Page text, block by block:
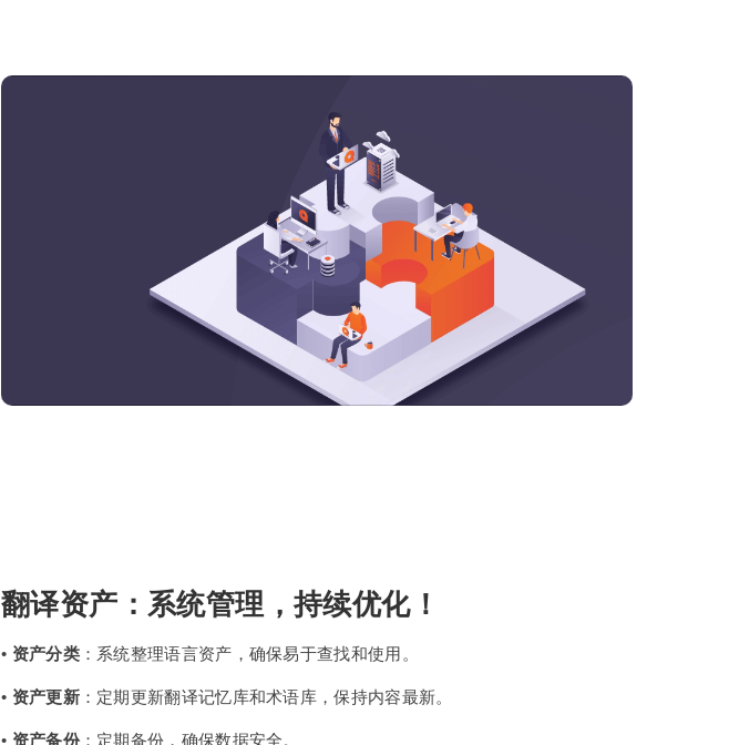
翻译资产：系统管理，持续优化！
• 资产分类：系统整理语言资产，确保易于查找和使用。
• 资产更新：定期更新翻译记忆库和术语库，保持内容最新。
• 资产备份：定期备份，确保数据安全。